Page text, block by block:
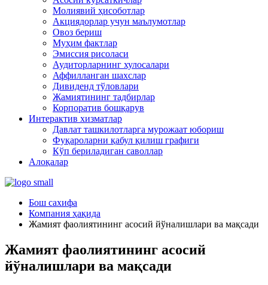
Молиявий ҳисоботлар
Акциядорлар учун маълумотлар
Овоз бериш
Муҳим фактлар
Эмиссия рисоласи
Аудиторларнинг хулосалари
Аффилланган шахслар
Дивиденд тўловлари
Жамиятининг тадбирлар
Корпоратив бошқарув
Интерактив хизматлар
Давлат ташкилотларга мурожаат юбориш
Фуқароларни қабул қилиш графиги
Кўп бериладиган саволлар
Алоқалар
Бош сахифа
Компания ҳақида
Жамият фаолиятининг асосий йўналишлари ва мақсади
Жамият фаолиятининг асосий
йўналишлари ва мақсади